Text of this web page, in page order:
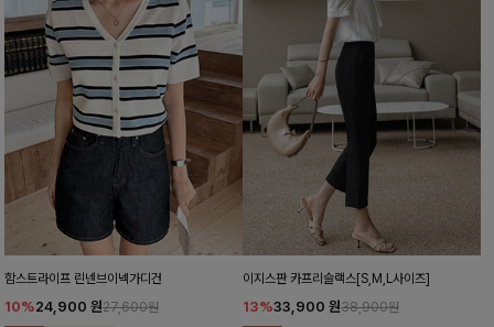
함스트라이프 린넨브이넥가디건
10%24,900 원27,600원
이지스판 카프리슬랙스[S,M,L사이즈]
13%33,900 원38,900원